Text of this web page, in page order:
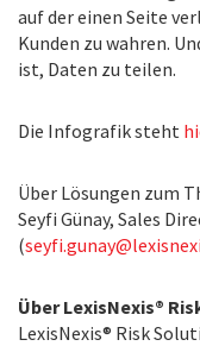
auf der einen Seite
Kunden zu wahren.
ist, Daten zu teilen.
Die Infografik steht
Über Lösungen zum
Seyfi Günay, Sales
(
Über LexisNexis®
LexisNexis® Risk